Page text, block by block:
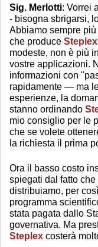
Sig. Merlotti: Vorrei
- bisogna sbrigarsi,
Abbiamo sempre
che produce Steplex
modeste, non è più
vostre applicazioni.
informazioni con
rapidamente — ma
esperienze, la
stanno ordinando
mio consiglio per le
che se volete
la richiesta il prima
Ora il basso costo
spiegati dal fatto
distribuiamo, per
programma
stata pagata dallo
governativa. Ma
Steplex costerà